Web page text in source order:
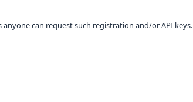
can request such registration and/or API keys.